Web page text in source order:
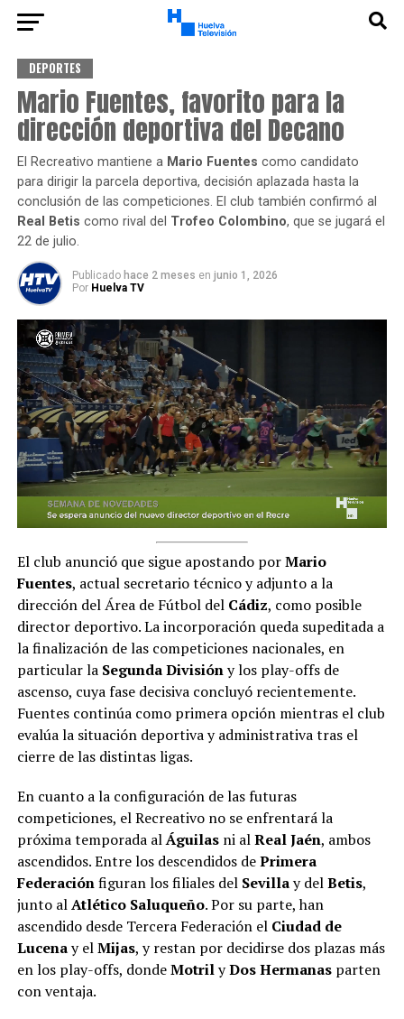
DEPORTES
Mario Fuentes, favorito para la
dirección deportiva del Decano
El Recreativo mantiene a Mario Fuentes como candidato
para dirigir la parcela deportiva, decisión aplazada hasta la
conclusión de las competiciones. El club también confirmó al
Real Betis como rival del Trofeo Colombino, que se jugará el
22 de julio.
Publicado hace 2 meses en junio 1, 2026
Por Huelva TV
El club anunció que sigue apostando porMario
Fuentes, actual secretario técnico y adjunto a la
dirección del Área de Fútbol del Cádiz, como posible
director deportivo.La incorporación queda supeditada a
la finalización de las competiciones nacionales, en
particular la Segunda Divisióny los play-offs de
ascenso, cuya fase decisiva concluyó recientemente.
Fuentes continúa como primera opción mientras el club
evalúa la situación deportiva y administrativa tras el
cierre de las distintas ligas.
En cuanto a la configuración de las futuras
competiciones, el Recreativo no se enfrentará la
próxima temporada alÁguilasni alReal Jaén, ambos
ascendidos. Entre los descendidos dePrimera
Federaciónfiguran los filiales del Sevillay delBetis,
junto alAtlético Saluqueño. Por su parte, han
ascendido desde Tercera Federación el Ciudad de
Lucenay elMijas, y restan por decidirse dos plazas más
en los play-offs, dondeMotrilyDos Hermanasparten
con ventaja.